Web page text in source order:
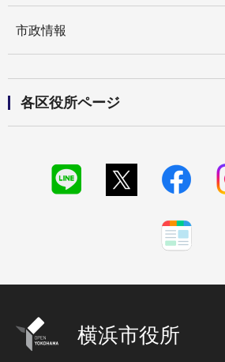
市政情報
各区役所ページ
横浜市役所